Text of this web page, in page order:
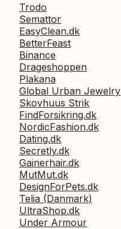
Trodo
Semattor
EasyClean.dk
BetterFeast
Binance
Drageshoppen
Plakana
Global Urban Jewelry
Skovhuus Strik
FindForsikring.dk
NordicFashion.dk
Dating.dk
Secretly.dk
Gainerhair.dk
MutMut.dk
DesignForPets.dk
Telia (Danmark)
UltraShop.dk
Under Armour